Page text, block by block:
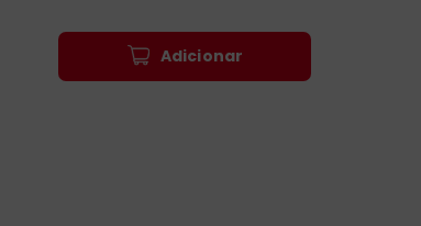
Adicionar